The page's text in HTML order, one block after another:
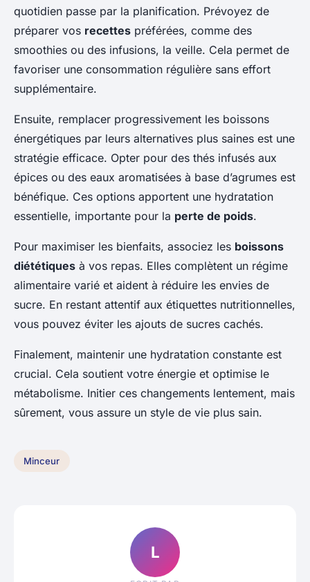
quotidien passe par la planification. Prévoyez de
préparer vos recettes préférées, comme des
smoothies ou des infusions, la veille. Cela permet de
favoriser une consommation régulière sans effort
supplémentaire.
Ensuite, remplacer progressivement les boissons
énergétiques par leurs alternatives plus saines est une
stratégie efficace. Opter pour des thés infusés aux
épices ou des eaux aromatisées à base d’agrumes est
bénéfique. Ces options apportent une hydratation
essentielle, importante pour la perte de poids.
Pour maximiser les bienfaits, associez les boissons
diététiques à vos repas. Elles complètent un régime
alimentaire varié et aident à réduire les envies de
sucre. En restant attentif aux étiquettes nutritionnelles,
vous pouvez éviter les ajouts de sucres cachés.
Finalement, maintenir une hydratation constante est
crucial. Cela soutient votre énergie et optimise le
métabolisme. Initier ces changements lentement, mais
sûrement, vous assure un style de vie plus sain.
Minceur
L